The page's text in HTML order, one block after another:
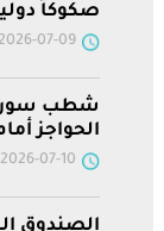
صكوكاً دولية بـ 2.75
2026-07-09 | 16:03
شطب سوريا
الحواجز
2026-07-10 | 11:51
الصندوق